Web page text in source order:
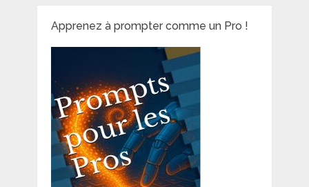
Apprenez à prompter comme un Pro !